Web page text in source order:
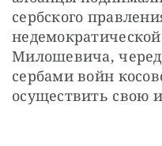
сербского
Милошевича,
сербами войн
осуществить свою